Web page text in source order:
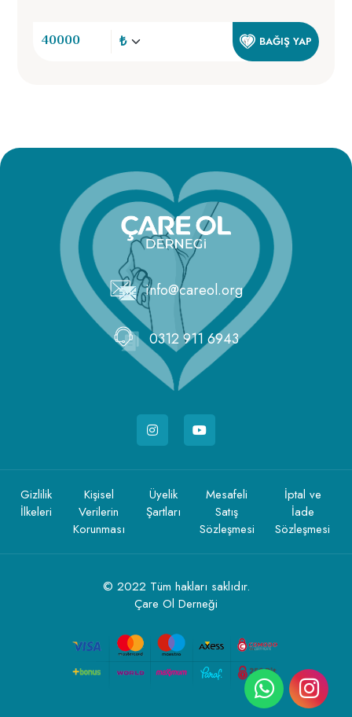
BAĞIŞ YAP
info@careol.org
0312 911 6943
Gizlilik
İlkeleri
Kişisel
Verilerin
Korunması
Üyelik
Şartları
Mesafeli
Satış
Sözleşmesi
İptal ve
İade
Sözleşmesi
© 2022 Tüm hakları saklıdır.
Çare Ol Derneği